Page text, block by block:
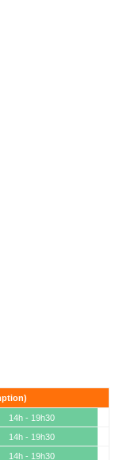
14h - 19h30
14h - 19h30
14h - 19h30